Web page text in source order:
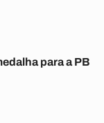
para a PB